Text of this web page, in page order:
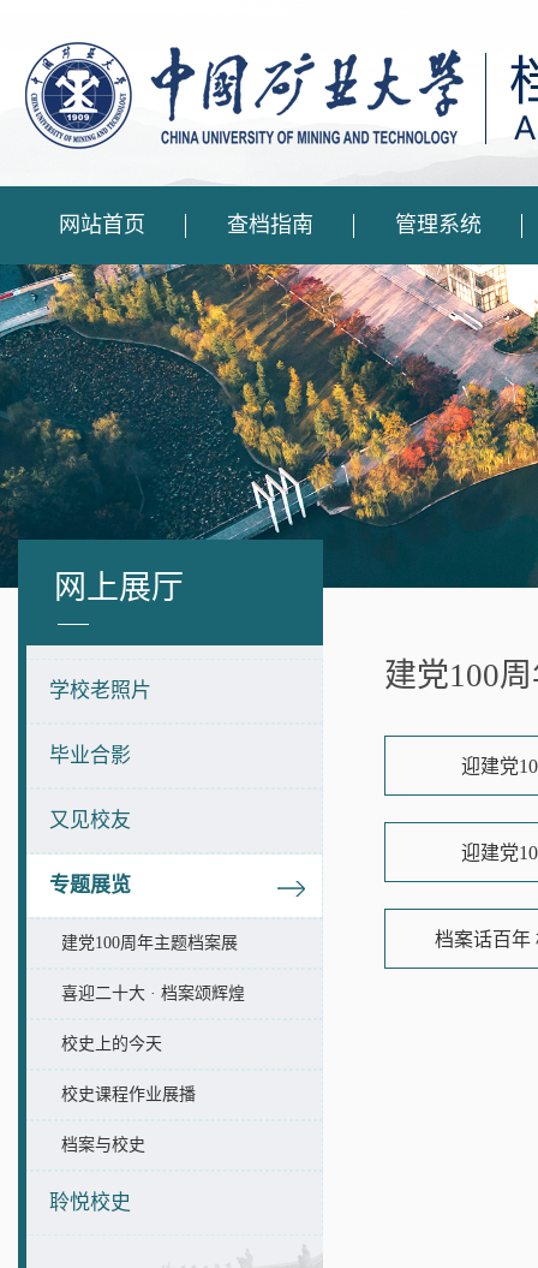
网站首页 查档指南 管理系统
网上展厅
学校老照片
毕业合影
又见校友
专题展览
建党100周年主题档案展
喜迎二十大 · 档案颂辉煌
校史上的今天
校史课程作业展播
档案与校史
聆悦校史
建党100
迎建党
迎建党
档案话百年